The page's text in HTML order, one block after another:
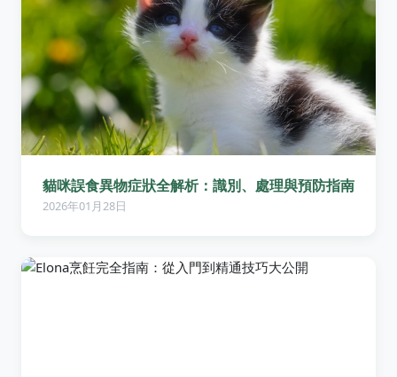
貓咪誤食異物症狀全解析：識別、處理與預防指南
2026年01月28日